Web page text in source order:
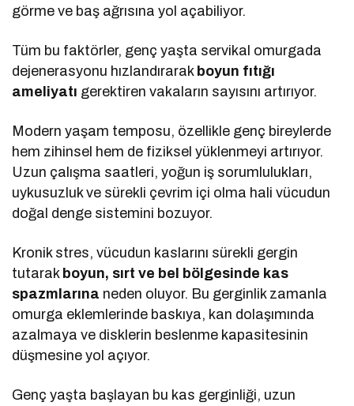
görme ve baş ağrısına yol açabiliyor.
Tüm bu faktörler, genç yaşta servikal omurgada
dejenerasyonu hızlandırarak boyun fıtığı
ameliyatı gerektiren vakaların sayısını artırıyor.
Modern yaşam temposu, özellikle genç bireylerde
hem zihinsel hem de fiziksel yüklenmeyi artırıyor.
Uzun çalışma saatleri, yoğun iş sorumlulukları,
uykusuzluk ve sürekli çevrim içi olma hali vücudun
doğal denge sistemini bozuyor.
Kronik stres, vücudun kaslarını sürekli gergin
tutarak boyun, sırt ve bel bölgesinde kas
spazmlarına neden oluyor. Bu gerginlik zamanla
omurga eklemlerinde baskıya, kan dolaşımında
azalmaya ve disklerin beslenme kapasitesinin
düşmesine yol açıyor.
Genç yaşta başlayan bu kas gerginliği, uzun